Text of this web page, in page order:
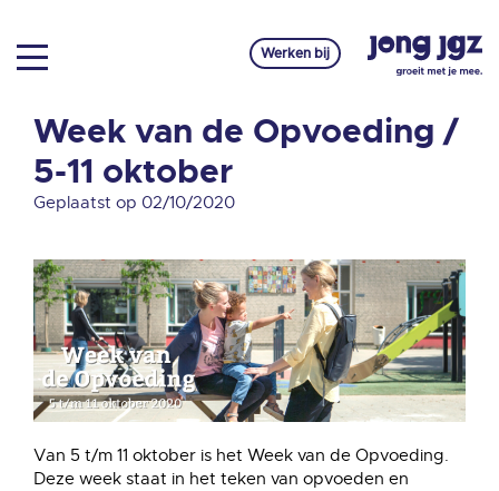
Week van de Opvoeding /
5-11 oktober
Geplaatst op 02/10/2020
Van 5 t/m 11 oktober is het Week van de Opvoeding.
Deze week staat in het teken van opvoeden en
Werken bij